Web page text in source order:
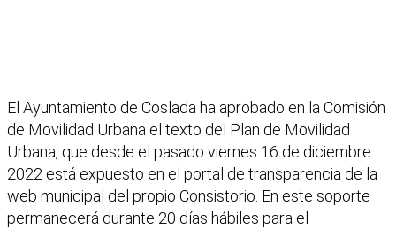
El Ayuntamiento de Coslada ha aprobado en la Comisión
de Movilidad Urbana el texto del Plan de Movilidad
Urbana, que desde el pasado viernes 16 de diciembre
2022 está expuesto en el portal de transparencia de la
web municipal del propio Consistorio. En este soporte
permanecerá durante 20 días hábiles para el